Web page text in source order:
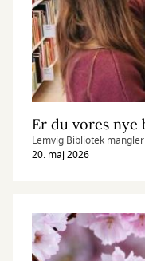
Er du vores
Lemvig Bibliotek
20. maj 2026